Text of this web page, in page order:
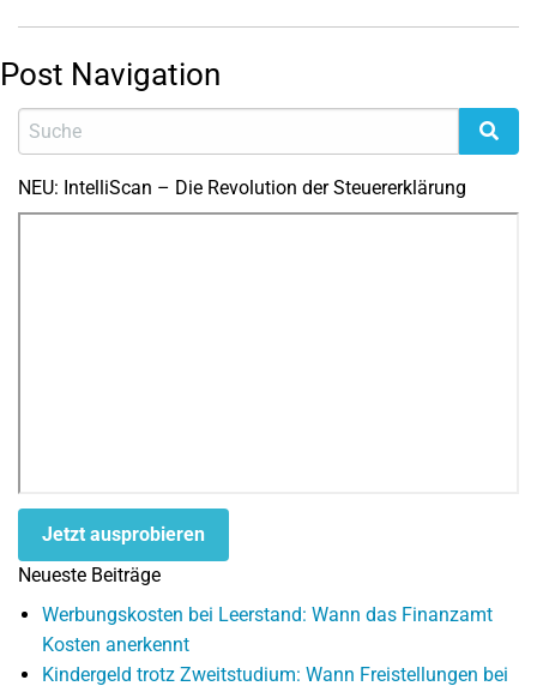
Post Navigation
NEU: IntelliScan – Die Revolution der Steuererklärung
Jetzt ausprobieren
Neueste Beiträge
Werbungskosten bei Leerstand: Wann das Finanzamt
Kosten anerkennt
Kindergeld trotz Zweitstudium: Wann Freistellungen bei